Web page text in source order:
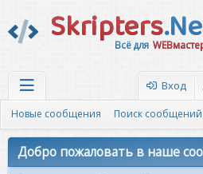
Skripters
Всё для
Вход
Новые сообщения Поиск сообщений
Добро пожаловать в наше